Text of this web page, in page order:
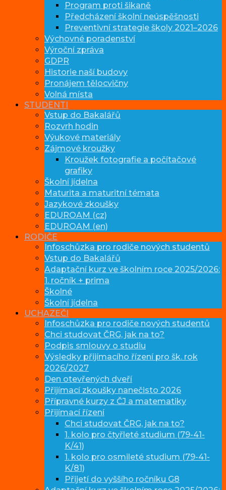
Program proti šikaně
Předcházení školní neúspěšnosti
Preventivní strategie školy 2021–2026
Výchovné poradenství
Výroční zpráva
GDPR
Historie naší budovy
Pronájem tělocvičny
Volná místa
STUDENTI
Vstup do Bakalářů
Rozvrh hodin
Výukové materiály
Zájmové kroužky
Kroužek fotografie a počítačové
grafiky
Školní jídelna
Maturita a maturitní témata
Jazykové zkoušky
EDUROAM (cz)
EDUROAM (en)
RODIČE
Infoschůzka pro rodiče nových studentů
Vstup do Bakalářů
Adaptační kurz ve školním roce 2025/2026:
1. ročník + prima
Školné
Školní jídelna
UCHAZEČI
Infoschůzka pro rodiče nových studentů
Chci studovat ČRG, jak na to?
Podpis smlouvy o studiu
Výsledky přijímacího řízení pro šk. rok
2026/2027
Den otevřených dveří
Přijímací zkoušky nanečisto 2026
Přípravné kurzy z ČJ a matematiky
Přijímací řízení
Chci studovat ČRG, jak na to?
1. kolo pro čtyřleté studium (79-41-
K/41)
1. kolo pro osmileté studium (79-41-
K/81)
Přijetí do vyššího ročníku G8